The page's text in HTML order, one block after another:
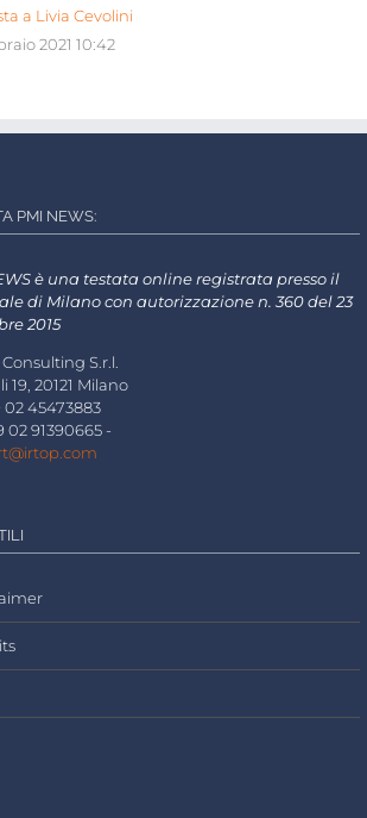
a Livia Cevolini
2021 10:42
PMI NEWS:
è una testata online registrata presso il
di Milano con autorizzazione n. 360 del 23
2015
Consulting S.r.l.
19, 20121 Milano
02 45473883
02 91390665 -